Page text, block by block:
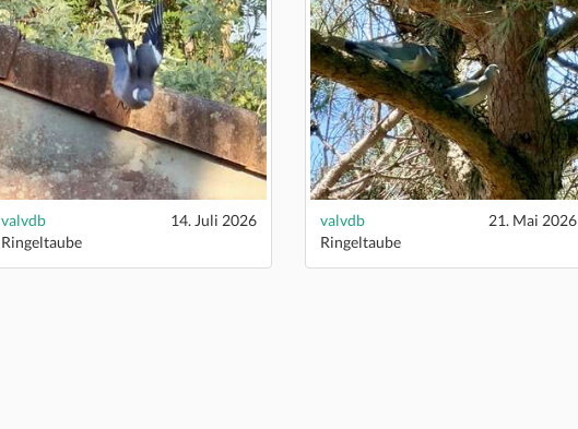
valvdb
14. Juli 2026
Ringeltaube
valvdb
21. Mai 2026
Ringeltaube